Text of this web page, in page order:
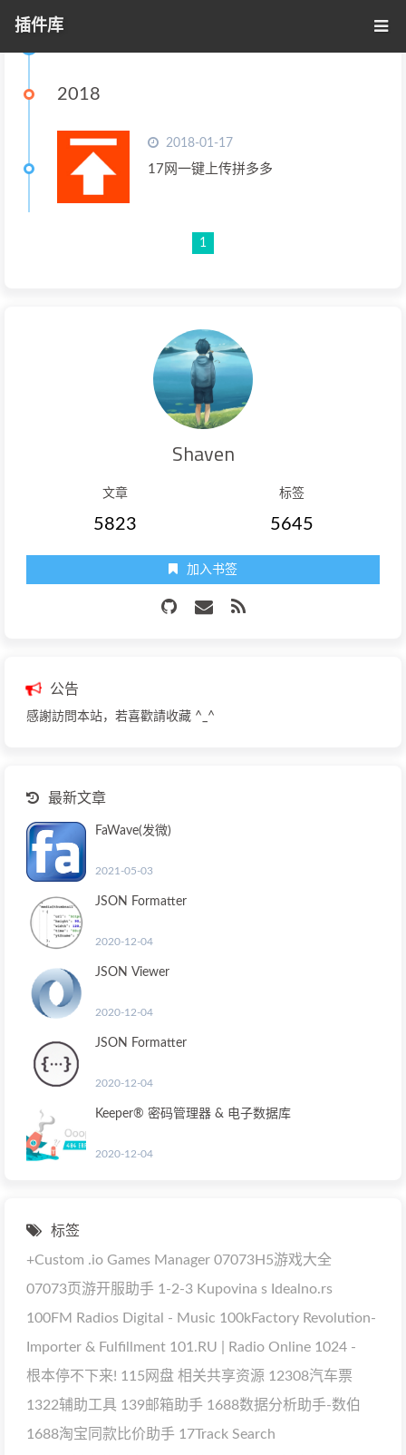
插件库
2018
2018-01-17
17网一键上传拼多多
1
Shaven
文章
5823
标签
5645
加入书签
公告
感謝訪問本站，若喜歡請收藏 ^_^
最新文章
FaWave(发微)
2021-05-03
JSON Formatter
2020-12-04
JSON Viewer
2020-12-04
JSON Formatter
2020-12-04
Keeper® 密码管理器 & 电子数据库
2020-12-04
标签
+Custom .io Games Manager 07073H5游戏大全
07073页游开服助手 1-2-3 Kupovina s Idealno.rs
100FM Radios Digital - Music 100kFactory Revolution-
Importer & Fulfillment 101.RU | Radio Online 1024 -
根本停不下来! 115网盘 相关共享资源 12308汽车票
1322辅助工具 139邮箱助手 1688数据分析助手-数伯
1688淘宝同款比价助手 17Track Search